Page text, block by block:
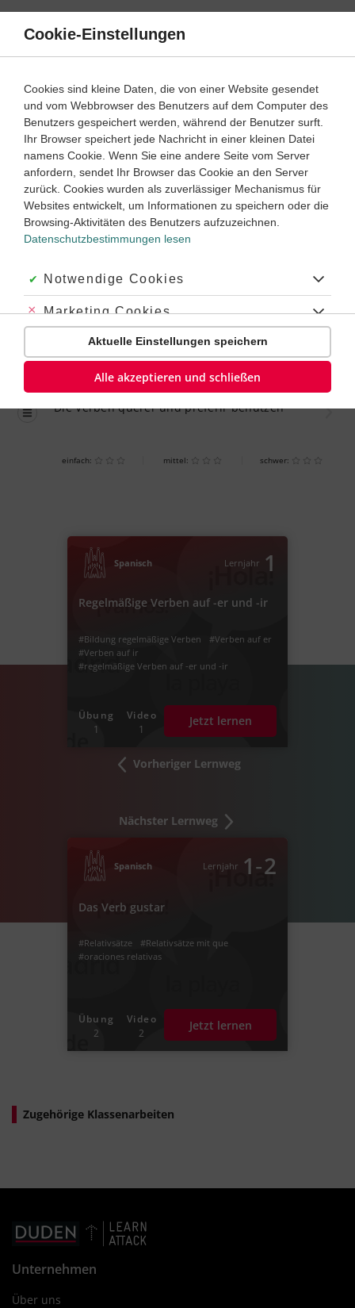
Direkt
Inhalt
Spanisch 1. Lernjahr
Die Verben querer und preferir benutzen
Dauer: 15 Minuten
Empfohlen von
Tutorin Monica
VIDEOS, AUFGABEN UND ÜBUNGEN ZUGEHÖRIGE KLASSENARBEITEN
Dauer:
einfach
Die Verben querer und preferir benutzen
einfach: mittel: schwer:
Vorheriger Lernweg
Spanisch Lernjahr 1
Regelmäßige Verben auf -er und -ir
#Bildung regelmäßige Verben
#Verben auf er
#Verben auf ir
#regelmäßige Verben auf -er und -ir
Übung
1
Video
1
Jetzt lernen
Nächster Lernweg
Spanisch Lernjahr 1‐2
Das Verb gustar
#Relativsätze
#Relativsätze mit que
#oraciones relativas
Übung
2
Video
2
Jetzt lernen
Zugehörige Klassenarbeiten
Unternehmen
Über uns
Cookie-Einstellungen
Cookies sind kleine Daten, die von einer Website gesendet
und vom Webbrowser des Benutzers auf dem Computer des
Benutzers gespeichert werden, während der Benutzer surft.
Ihr Browser speichert jede Nachricht in einer kleinen Datei
namens Cookie. Wenn Sie eine andere Seite vom Server
anfordern, sendet Ihr Browser das Cookie an den Server
zurück. Cookies wurden als zuverlässiger Mechanismus für
Websites entwickelt, um Informationen zu speichern oder die
Browsing-Aktivitäten des Benutzers aufzuzeichnen.
Datenschutzbestimmungen lesen
Akzeptiert:
Notwendige Cookies
Abgelehnt:
Marketing Cookies
Abgelehnt:
Personalisierungs-Cookies
Aktuelle Einstellungen speichern
Alle akzeptieren und schließen